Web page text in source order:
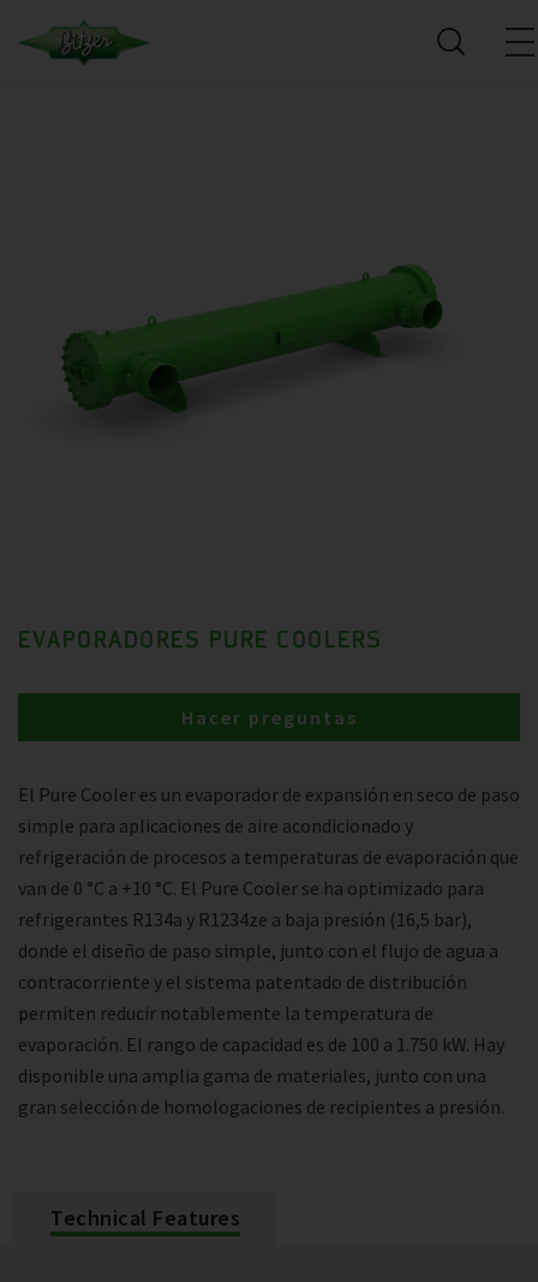
EVAPORADORES PURE COOLERS
El Pure Cooler es un evaporador de expansión en seco de paso
simple para aplicaciones de aire acondicionado y
refrigeración de procesos a temperaturas de evaporación que
van de 0 °C a +10 °C. El Pure Cooler se ha optimizado para
refrigerantes R134a y R1234ze a baja presión (16,5 bar),
donde el diseño de paso simple, junto con el flujo de agua a
contracorriente y el sistema patentado de distribución
permiten reducir notablemente la temperatura de
evaporación. El rango de capacidad es de 100 a 1.750 kW. Hay
disponible una amplia gama de materiales, junto con una
gran selección de homologaciones de recipientes a presión.
Hacer preguntas
Technical Features